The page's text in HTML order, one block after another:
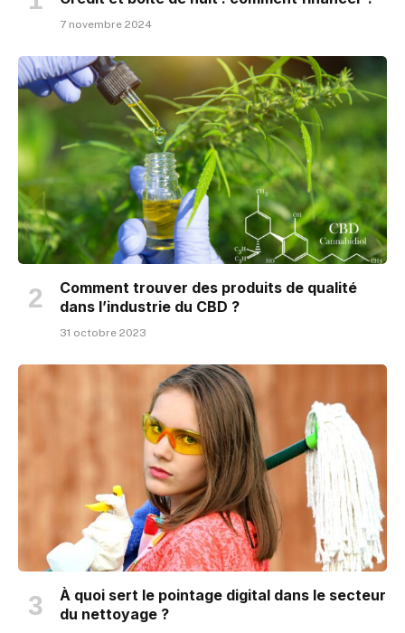
7 novembre 2024
Comment trouver des produits de qualité
dans l’industrie du CBD ?
31 octobre 2023
À quoi sert le pointage digital dans le secteur
du nettoyage ?